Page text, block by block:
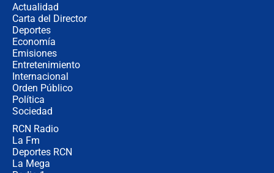
Actualidad
Carta del Director
Deportes
Economía
Emisiones
Entretenimiento
Internacional
Orden Público
Política
Sociedad
RCN Radio
La Fm
Deportes RCN
La Mega